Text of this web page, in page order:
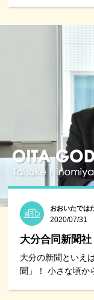
おおいたでは
2020/07/31
大分合同新聞社
大分の新聞といえ
聞」！ 小さな頃か